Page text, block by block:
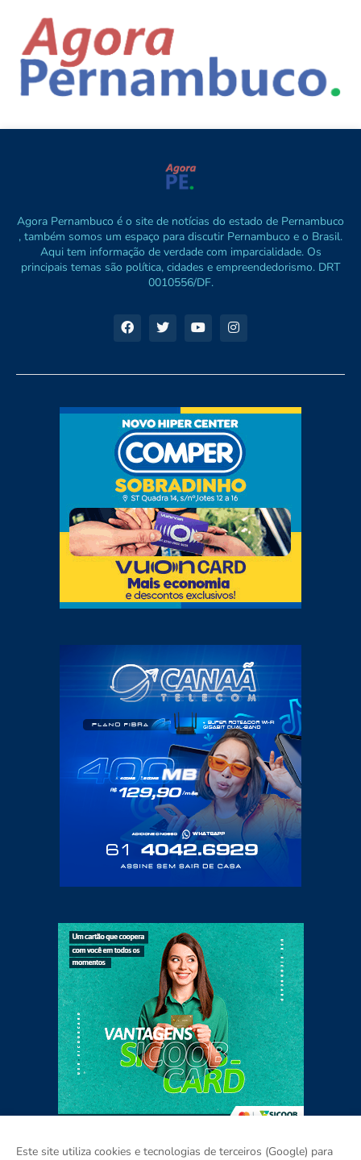
Agora Pernambuco é o site de notícias do estado de Pernambuco
, também somos um espaço para discutir Pernambuco e o Brasil.
Aqui tem informação de verdade com imparcialidade. Os
principais temas são política, cidades e empreendedorismo. DRT
0010556/DF.
Este site utiliza cookies e tecnologias de terceiros (Google) para